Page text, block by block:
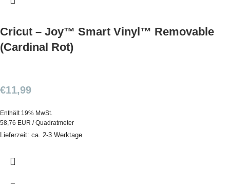
Cricut – Joy™ Smart Vinyl™ Removable
(Cardinal Rot)
€11,99
Enthält 19% MwSt.
58,76 EUR / Quadratmeter
Lieferzeit: ca. 2-3 Werktage